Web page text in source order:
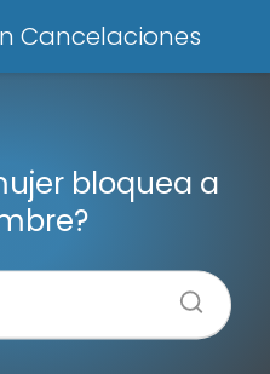
Cancelaciones
bloquea a